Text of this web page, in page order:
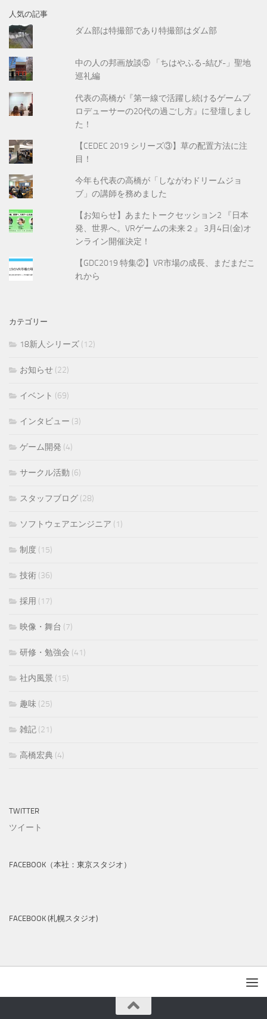
人気の記事
ダム部は特撮部であり特撮部はダム部
中の人の邦画放談⑤ 「ちはやふる-結び-」聖地
巡礼編
代表の高橋が『第一線で活躍し続けるゲームプ
ロデューサーの20代の過ごし方』に登壇しまし
た！
【CEDEC 2019 シリーズ③】草の配置方法に注
目！
今年も代表の高橋が「しながわドリームジョ
ブ」の講師を務めました
【お知らせ】あまたトークセッション2 『日本
発、世界へ。VRゲームの未来２』 3月4日(金)オ
ンライン開催決定！
【GDC2019 特集②】VR市場の成長、まだまだこ
れから
カテゴリー
18新人シリーズ (12)
お知らせ (22)
イベント (69)
インタビュー (3)
ゲーム開発 (4)
サークル活動 (6)
スタッフブログ (28)
ソフトウェアエンジニア (1)
制度 (15)
技術 (36)
採用 (17)
映像・舞台 (7)
研修・勉強会 (41)
社内風景 (15)
趣味 (25)
雑記 (21)
高橋宏典 (4)
TWITTER
ツイート
FACEBOOK（本社：東京スタジオ）
FACEBOOK (札幌スタジオ)